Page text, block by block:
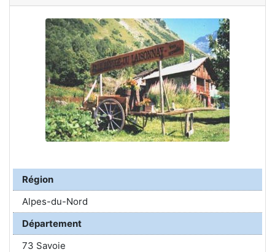
Région
Alpes-du-Nord
Département
73 Savoie